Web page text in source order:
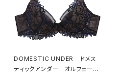
DOMESTIC UNDER ドメス
ティックアンダー オルフェーヴ